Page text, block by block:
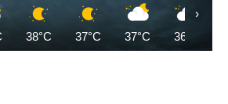
38°C 37°C 37°C 36°C
›